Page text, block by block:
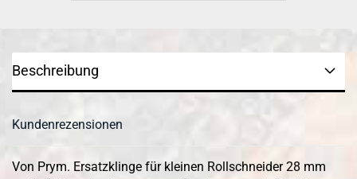
Beschreibung
Kundenrezensionen
Von Prym. Ersatzklinge für kleinen Rollschneider 28 mm